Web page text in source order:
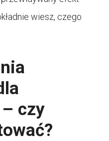
wiesz, czego
czy